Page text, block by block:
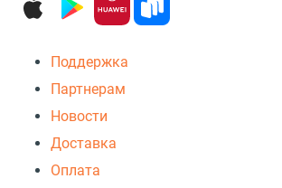
Поддержка
Партнерам
Новости
Доставка
Оплата